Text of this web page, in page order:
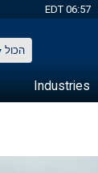
06:57 EDT
הכול
Industries